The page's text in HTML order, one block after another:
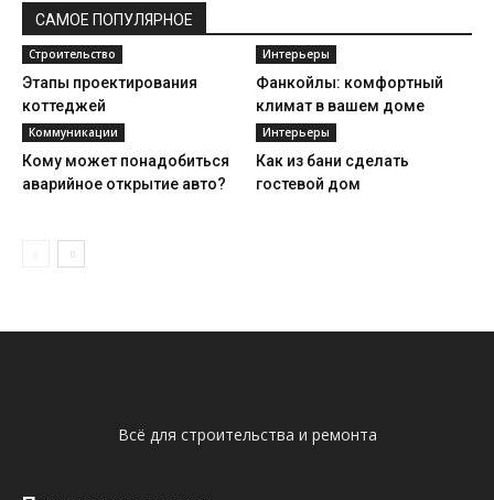
САМОЕ ПОПУЛЯРНОЕ
Строительство
Этапы проектирования
коттеджей
Интерьеры
Фанкойлы: комфортный
климат в вашем доме
Коммуникации
Кому может понадобиться
аварийное открытие авто?
Интерьеры
Как из бани сделать
гостевой дом
Всё для строительства и ремонта